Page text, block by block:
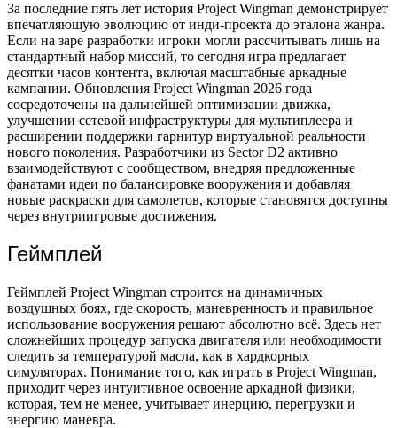
За последние пять лет история Project Wingman демонстрирует
впечатляющую эволюцию от инди-проекта до эталона жанра.
Если на заре разработки игроки могли рассчитывать лишь на
стандартный набор миссий, то сегодня игра предлагает
десятки часов контента, включая масштабные аркадные
кампании. Обновления Project Wingman 2026 года
сосредоточены на дальнейшей оптимизации движка,
улучшении сетевой инфраструктуры для мультиплеера и
расширении поддержки гарнитур виртуальной реальности
нового поколения. Разработчики из Sector D2 активно
взаимодействуют с сообществом, внедряя предложенные
фанатами идеи по балансировке вооружения и добавляя
новые раскраски для самолетов, которые становятся доступны
через внутриигровые достижения.
Геймплей
Геймплей Project Wingman строится на динамичных
воздушных боях, где скорость, маневренность и правильное
использование вооружения решают абсолютно всё. Здесь нет
сложнейших процедур запуска двигателя или необходимости
следить за температурой масла, как в хардкорных
симуляторах. Понимание того, как играть в Project Wingman,
приходит через интуитивное освоение аркадной физики,
которая, тем не менее, учитывает инерцию, перегрузки и
энергию маневра.